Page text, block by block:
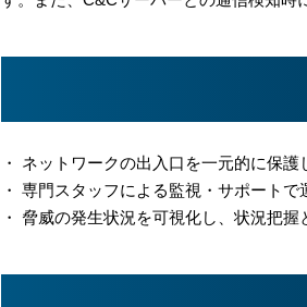
・ ネットワークの出入口を一元的に保
・ 専門スタッフによる監視・サポートで
・ 脅威の発生状況を可視化し、状況把握